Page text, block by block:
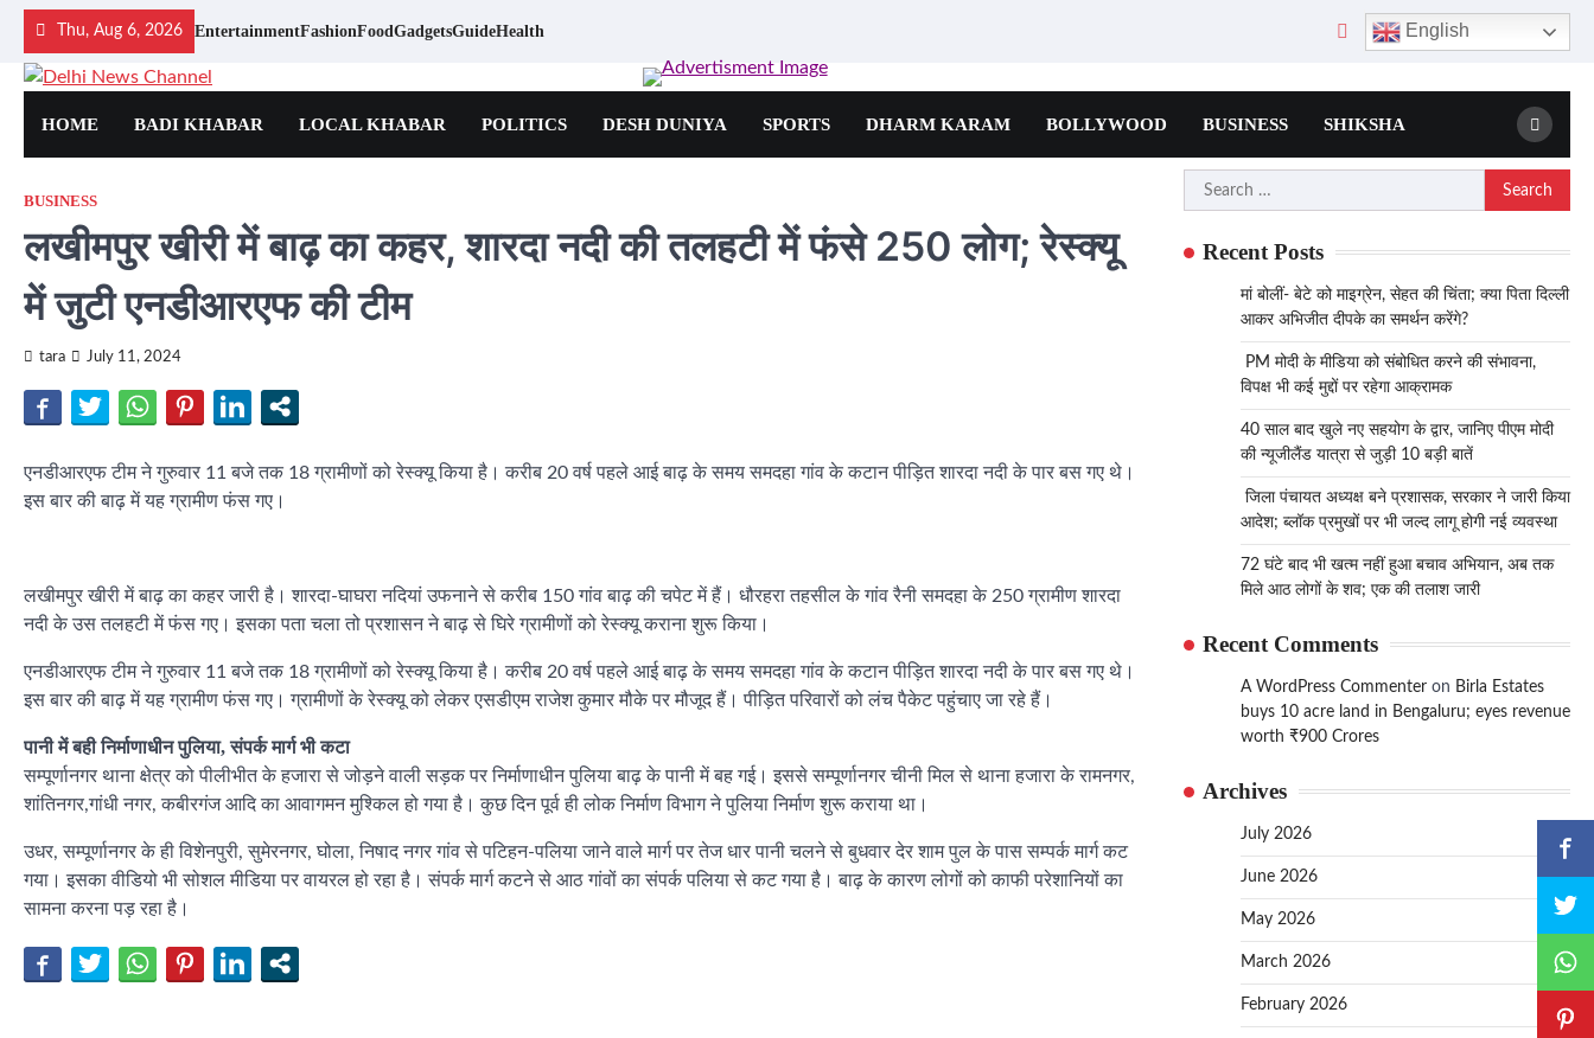
Skip
content
Thu, Aug 6, 2026 EntertainmentFashionFoodGadgetsGuideHealth English
HOME BADI KHABAR LOCAL KHABAR POLITICS DESH DUNIYA SPORTS DHARM KARAM BOLLYWOOD BUSINESS SHIKSHA
BUSINESS
लखीमपुर खीरी में बाढ़ का कहर, शारदा नदी की तलहटी में फंसे 250 लोग; रेस्क्यू
में जुटी एनडीआरएफ की टीम
tara July 11, 2024
एनडीआरएफ टीम ने गुरुवार 11 बजे तक 18 ग्रामीणों को रेस्क्यू किया है। करीब 20 वर्ष पहले आई बाढ़ के समय समदहा गांव के कटान पीड़ित शारदा नदी के पार बस गए थे।
इस बार की बाढ़ में यह ग्रामीण फंस गए।
लखीमपुर खीरी में बाढ़ का कहर जारी है। शारदा-घाघरा नदियां उफनाने से करीब 150 गांव बाढ़ की चपेट में हैं। धौरहरा तहसील के गांव रैनी समदहा के 250 ग्रामीण शारदा
नदी के उस तलहटी में फंस गए। इसका पता चला तो प्रशासन ने बाढ़ से घिरे ग्रामीणों को रेस्क्यू कराना शुरू किया।
एनडीआरएफ टीम ने गुरुवार 11 बजे तक 18 ग्रामीणों को रेस्क्यू किया है। करीब 20 वर्ष पहले आई बाढ़ के समय समदहा गांव के कटान पीड़ित शारदा नदी के पार बस गए थे।
इस बार की बाढ़ में यह ग्रामीण फंस गए। ग्रामीणों के रेस्क्यू को लेकर एसडीएम राजेश कुमार मौके पर मौजूद हैं। पीड़ित परिवारों को लंच पैकेट पहुंचाए जा रहे हैं।
पानी में बही निर्माणाधीन पुलिया, संपर्क मार्ग भी कटा
सम्पूर्णानगर थाना क्षेत्र को पीलीभीत के हजारा से जोड़ने वाली सड़क पर निर्माणाधीन पुलिया बाढ़ के पानी में बह गई। इससे सम्पूर्णानगर चीनी मिल से थाना हजारा के रामनगर,
शांतिनगर,गांधी नगर, कबीरगंज आदि का आवागमन मुश्किल हो गया है। कुछ दिन पूर्व ही लोक निर्माण विभाग ने पुलिया निर्माण शुरू कराया था।
उधर, सम्पूर्णानगर के ही विशेनपुरी, सुमेरनगर, घोला, निषाद नगर गांव से पटिहन-पलिया जाने वाले मार्ग पर तेज धार पानी चलने से बुधवार देर शाम पुल के पास सम्पर्क मार्ग कट
गया। इसका वीडियो भी सोशल मीडिया पर वायरल हो रहा है। संपर्क मार्ग कटने से आठ गांवों का संपर्क पलिया से कट गया है। बाढ़ के कारण लोगों को काफी परेशानियों का
सामना करना पड़ रहा है।
Search
for:
Recent Posts
मां बोलीं- बेटे को माइग्रेन, सेहत की चिंता; क्या पिता दिल्ली
आकर अभिजीत दीपके का समर्थन करेंगे?
PM मोदी के मीडिया को संबोधित करने की संभावना,
विपक्ष भी कई मुद्दों पर रहेगा आक्रामक
40 साल बाद खुले नए सहयोग के द्वार, जानिए पीएम मोदी
की न्यूजीलैंड यात्रा से जुड़ी 10 बड़ी बातें
जिला पंचायत अध्यक्ष बने प्रशासक, सरकार ने जारी किया
आदेश; ब्लॉक प्रमुखों पर भी जल्द लागू होगी नई व्यवस्था
72 घंटे बाद भी खत्म नहीं हुआ बचाव अभियान, अब तक
मिले आठ लोगों के शव; एक की तलाश जारी
Recent Comments
A WordPress Commenter on Birla Estates
buys 10 acre land in Bengaluru; eyes revenue
worth ₹900 Crores
Archives
July 2026
June 2026
May 2026
March 2026
February 2026